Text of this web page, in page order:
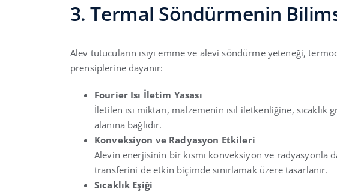
3. Termal Söndürmenin
Alev tutucuların ısıyı emme ve alevi söndürme yeteneği,
prensiplerine dayanır:
Fourier Isı İletim Yasası
İletilen ısı miktarı, malzemenin ısıl iletkenliğine, sıcaklık
alanına bağlıdır.
Konveksiyon ve Radyasyon Etkileri
Alevin enerjisinin bir kısmı konveksiyon ve radyasyonla
transferini de etkin biçimde sınırlamak üzere tasarlanır.
Sıcaklık Eşiği